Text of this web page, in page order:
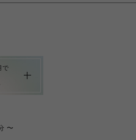
で
〜